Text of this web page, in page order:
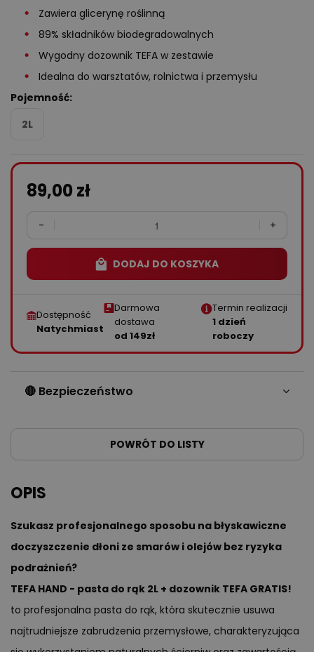
Zawiera glicerynę roślinną
89% składników biodegradowalnych
Wygodny dozownik TEFA w zestawie
Idealna do warsztatów, rolnictwa i przemysłu
Pojemność:
2L
89,00 zł
+
-
DODAJ DO KOSZYKA
Dostępność
Natychmiast
Darmowa
dostawa
od 149zł
Termin realizacji
1 dzień
roboczy
🔴 Bezpieczeństwo
POWRÓT DO LISTY
OPIS
Szukasz profesjonalnego sposobu na błyskawiczne
doczyszczenie dłoni ze smarów i olejów bez ryzyka
podrażnień?
TEFA HAND - pasta do rąk 2L + dozownik TEFA GRATIS!
to profesjonalna pasta do rąk, która skutecznie usuwa
najtrudniejsze zabrudzenia przemysłowe, charakteryzująca